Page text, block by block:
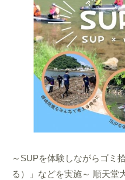
～SUPを体験しながらゴミ
る）」などを実施～ 順天堂